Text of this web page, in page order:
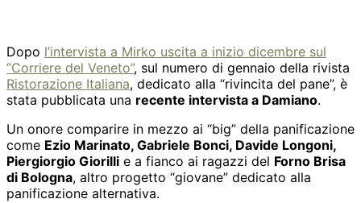
Dopo l’intervista a Mirko uscita a inizio dicembre sul
“Corriere del Veneto”, sul numero di gennaio della rivista
Ristorazione Italiana, dedicato alla “rivincita del pane”, è
stata pubblicata una recente intervista a Damiano.
Un onore comparire in mezzo ai “big” della panificazione
come Ezio Marinato, Gabriele Bonci, Davide Longoni,
Piergiorgio Giorilli e a fianco ai ragazzi del Forno Brisa
di Bologna, altro progetto “giovane” dedicato alla
panificazione alternativa.